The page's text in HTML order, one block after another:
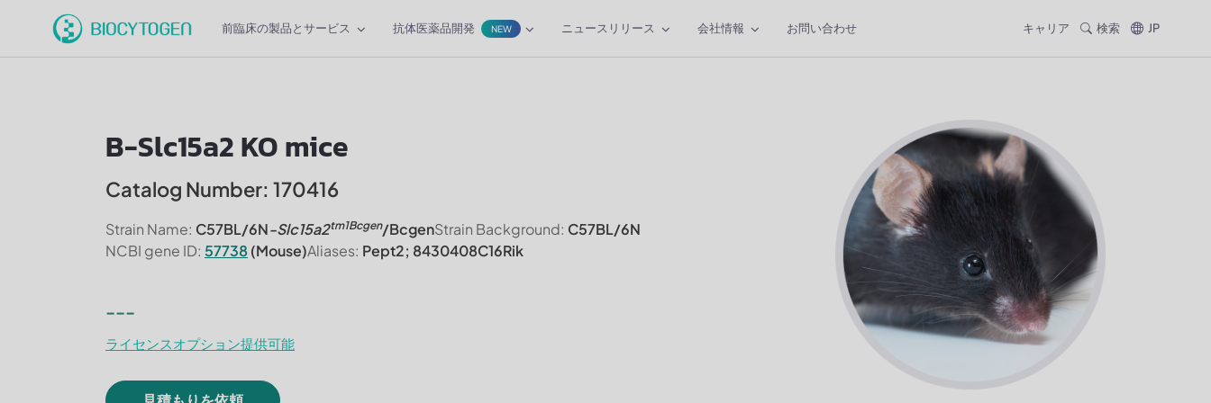
前臨床の製品とサービス 抗体医薬品開発 NEW ニュースリリース 会社情報 お問い合わせ キャリア 検索 JP
B-Slc15a2 KO mice
Catalog Number: 170416
Strain Name: C57BL/6N-Slc15a2tm1Bcgen/BcgenStrain Background: C57BL/6N
NCBI gene ID: 57738(Mouse)Aliases: Pept2; 8430408C16Rik
---
ライセンスオプション提供可能